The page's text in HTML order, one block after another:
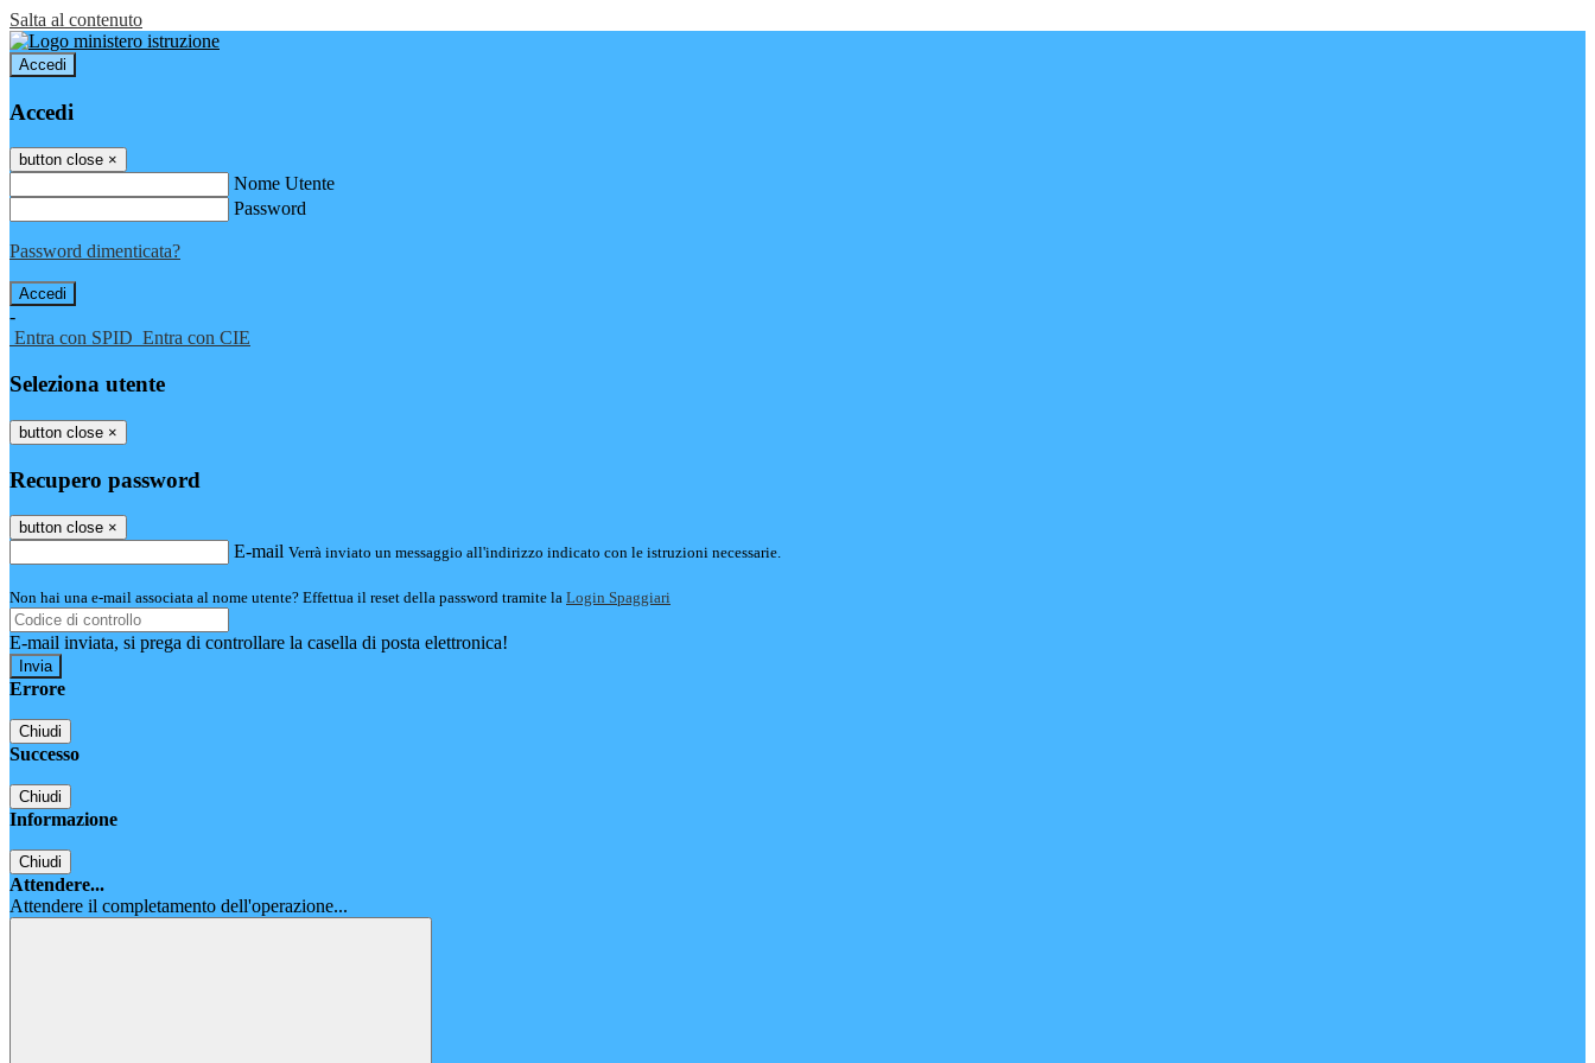
Salta al contenuto
Accedi
Accedi
button close ×
Nome Utente
Password
Password dimenticata?
-
Entra con SPID Entra con CIE
Seleziona utente
button close ×
Recupero password
button close ×
E-mail Verrà inviato un messaggio all'indirizzo indicato con le istruzioni necessarie.
Non hai una e-mail associata al nome utente? Effettua il reset della password tramite la Login Spaggiari
E-mail inviata, si prega di controllare la casella di posta elettronica!
Errore
Chiudi
Successo
Chiudi
Informazione
Chiudi
Attendere...
Attendere il completamento dell'operazione...